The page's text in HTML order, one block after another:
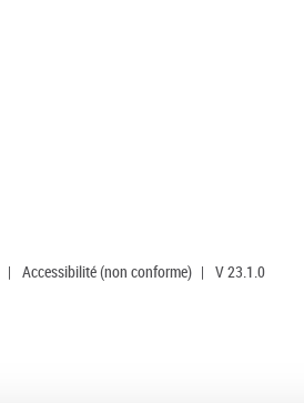
| Accessibilité (non conforme) | V 23.1.0